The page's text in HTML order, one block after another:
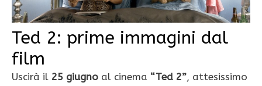
Ted 2: prime immagini dal
film
Uscirà il 25 giugno al cinema “Ted 2”, attesissimo